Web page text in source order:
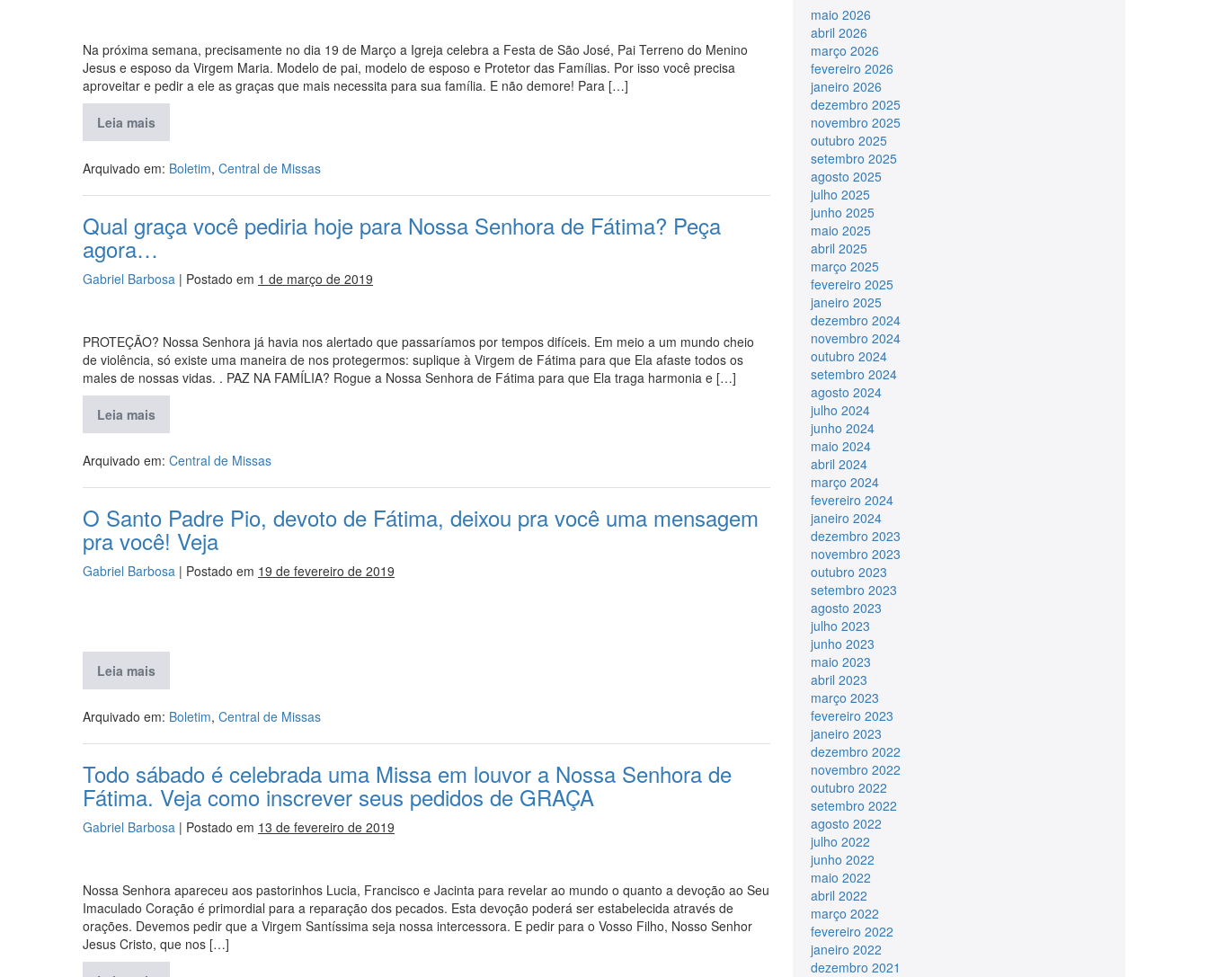
Na próxima semana, precisamente no dia 19 de Março a Igreja celebra a Festa de São José, Pai Terreno do Menino
Jesus e esposo da Virgem Maria. Modelo de pai, modelo de esposo e Protetor das Famílias. Por isso você precisa
aproveitar e pedir a ele as graças que mais necessita para sua família. E não demore! Para […]
Leia mais
Arquivado em: Boletim, Central de Missas
Qual graça você pediria hoje para Nossa Senhora de Fátima? Peça
agora…
Gabriel Barbosa | Postado em 1 de março de 2019
PROTEÇÃO? Nossa Senhora já havia nos alertado que passaríamos por tempos difíceis. Em meio a um mundo cheio
de violência, só existe uma maneira de nos protegermos: suplique à Virgem de Fátima para que Ela afaste todos os
males de nossas vidas. . PAZ NA FAMÍLIA? Rogue a Nossa Senhora de Fátima para que Ela traga harmonia e […]
Leia mais
Arquivado em: Central de Missas
O Santo Padre Pio, devoto de Fátima, deixou pra você uma mensagem
pra você! Veja
Gabriel Barbosa | Postado em 19 de fevereiro de 2019
Leia mais
Arquivado em: Boletim, Central de Missas
Todo sábado é celebrada uma Missa em louvor a Nossa Senhora de
Fátima. Veja como inscrever seus pedidos de GRAÇA
Gabriel Barbosa | Postado em 13 de fevereiro de 2019
Nossa Senhora apareceu aos pastorinhos Lucia, Francisco e Jacinta para revelar ao mundo o quanto a devoção ao Seu
Imaculado Coração é primordial para a reparação dos pecados. Esta devoção poderá ser estabelecida através de
orações. Devemos pedir que a Virgem Santíssima seja nossa intercessora. E pedir para o Vosso Filho, Nosso Senhor
Jesus Cristo, que nos […]
maio 2026
abril 2026
março 2026
fevereiro 2026
janeiro 2026
dezembro 2025
novembro 2025
outubro 2025
setembro 2025
agosto 2025
julho 2025
junho 2025
maio 2025
abril 2025
março 2025
fevereiro 2025
janeiro 2025
dezembro 2024
novembro 2024
outubro 2024
setembro 2024
agosto 2024
julho 2024
junho 2024
maio 2024
abril 2024
março 2024
fevereiro 2024
janeiro 2024
dezembro 2023
novembro 2023
outubro 2023
setembro 2023
agosto 2023
julho 2023
junho 2023
maio 2023
abril 2023
março 2023
fevereiro 2023
janeiro 2023
dezembro 2022
novembro 2022
outubro 2022
setembro 2022
agosto 2022
julho 2022
junho 2022
maio 2022
abril 2022
março 2022
fevereiro 2022
janeiro 2022
dezembro 2021